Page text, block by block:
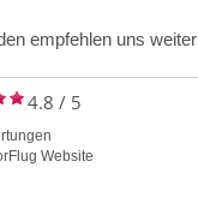
empfehlen uns weiter
4.8 / 5
Website